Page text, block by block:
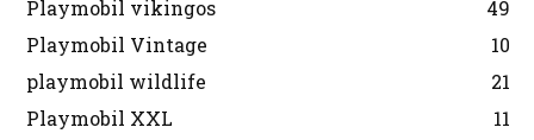
Playmobil vikingos
49
Playmobil Vintage
10
playmobil wildlife
21
Playmobil XXL
11